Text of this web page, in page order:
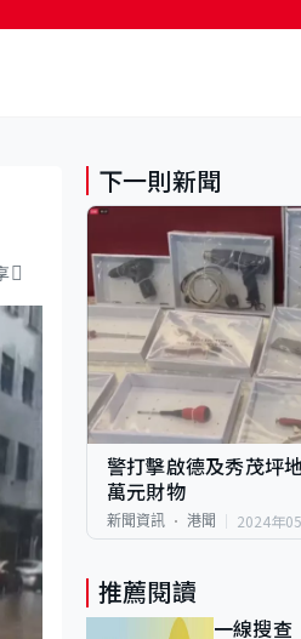
下一則新聞
警打擊啟德及秀茂
萬元財物
新聞資訊 港聞 2024年
推薦閱讀
一線搜查